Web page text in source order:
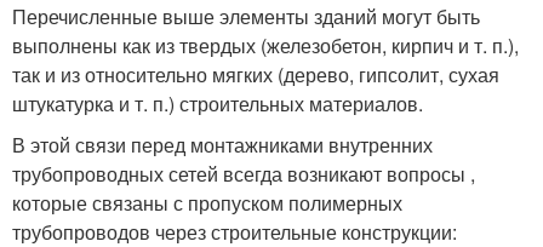
Перечисленные выше элементы зданий могут быть
выполнены как из твердых (железобетон, кирпич и т. п.),
так и из относительно мягких (дерево, гипсолит, сухая
штукатурка и т. п.) строительных материалов.
В этой связи перед монтажниками внутренних
трубопроводных сетей всегда возникают вопросы ,
которые связаны с пропуском полимерных
трубопроводов через строительные конструкции: